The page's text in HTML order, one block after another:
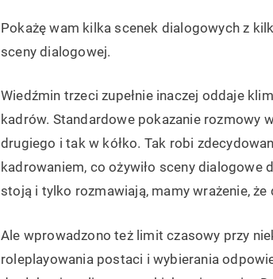
Pokażę wam kilka scenek dialogowych z
sceny dialogowej.
Wiedźmin trzeci zupełnie inaczej oddaje
kadrów. Standardowe pokazanie rozmowy
drugiego i tak w kółko. Tak robi
kadrowaniem, co ożywiło sceny dialogowe
stoją i tylko rozmawiają, mamy wrażenie, że
Ale wprowadzono też limit czasowy przy
roleplayowania postaci i wybierania